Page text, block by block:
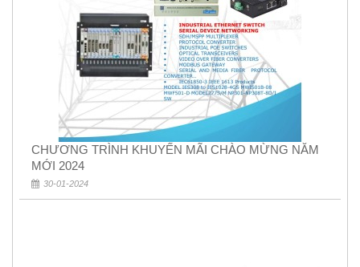
CHƯƠNG TRÌNH KHUYẾN MÃI CHÀO MỪNG NĂM
MỚI 2024
30-01-2024